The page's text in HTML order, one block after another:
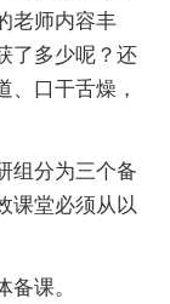
老师内容丰
了多少呢？还
、口干舌燥，
分为三个备
课堂必须从以
课。